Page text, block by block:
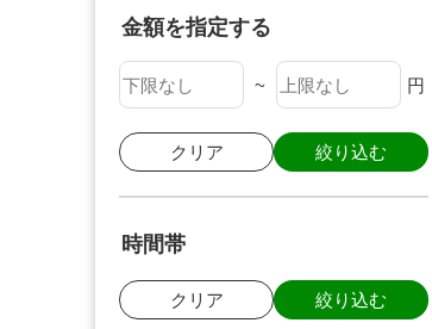
金額を指定する
~ 円
クリア 絞り込む
時間帯
クリア 絞り込む